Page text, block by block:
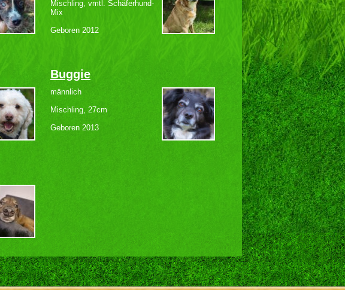
Mischling, vmtl. Schäferhund-
Mix
Geboren 2012
Buggie
männlich
Mischling, 27cm
Geboren 2013